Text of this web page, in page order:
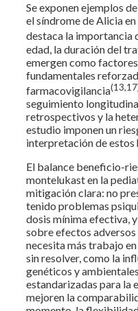
Se exponen ejemplos
el síndrome de Alicia
destaca la importancia
edad, la duración del
emergen como
fundamentales
farmacovigilancia
seguimiento
retrospectivos y la
estudio imponen un
interpretación de estos
El balance beneficio-
montelukast en la
mitigación clara: no
tenido problemas
dosis mínima efectiva,
sobre efectos adversos
necesita más trabajo
sin resolver, como la
genéticos y
estandarizadas para la
mejoren la